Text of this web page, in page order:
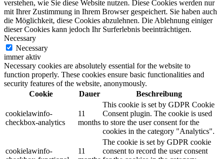
verstehen, wie Sie diese Website nutzen. Diese Cookies werden nur
mit Ihrer Zustimmung in Ihrem Browser gespeichert. Sie haben auch
die Möglichkeit, diese Cookies abzulehnen. Die Ablehnung einiger
dieser Cookies kann jedoch Ihr Surferlebnis beeinträchtigen.
Necessary
Necessary
immer aktiv
Necessary cookies are absolutely essential for the website to
function properly. These cookies ensure basic functionalities and
security features of the website, anonymously.
Cookie
Dauer Beschreibung
cookielawinfo-
checkbox-analytics
11
months
This cookie is set by GDPR Cookie
Consent plugin. The cookie is used
to store the user consent for the
cookies in the category "Analytics".
cookielawinfo-
11
The cookie is set by GDPR cookie
consent to record the user consent